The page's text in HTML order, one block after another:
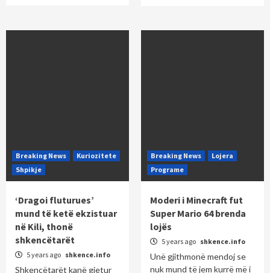
Breaking News
Kuriozitete
Shpikje
‘Dragoi fluturues’
mund të ketë ekzistuar
në Kili, thonë
shkencëtarët
5 years ago shkence.info
Shkencëtarët kanë gjetur
Breaking News
Lojera
Programe
Moderi i Minecraft fut
Super Mario 64 brenda
lojës
5 years ago shkence.info
Unë gjithmonë mendoj se
nuk mund të jem kurrë më i